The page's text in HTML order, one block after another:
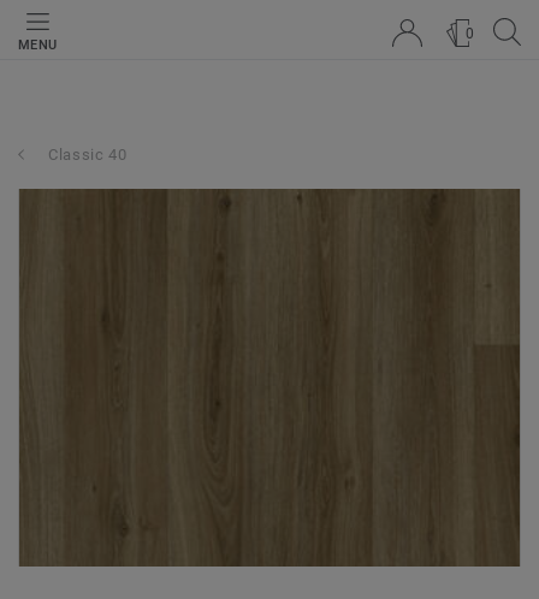
MENU
0
Classic 40